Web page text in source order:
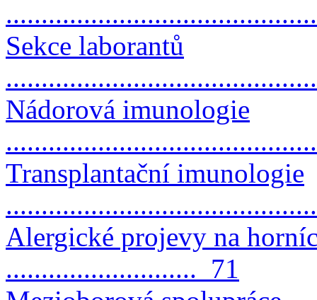
Sekce laborantů
Nádorová imunologie
Transplantační imunologie
Alergické projevy na
........................... 71